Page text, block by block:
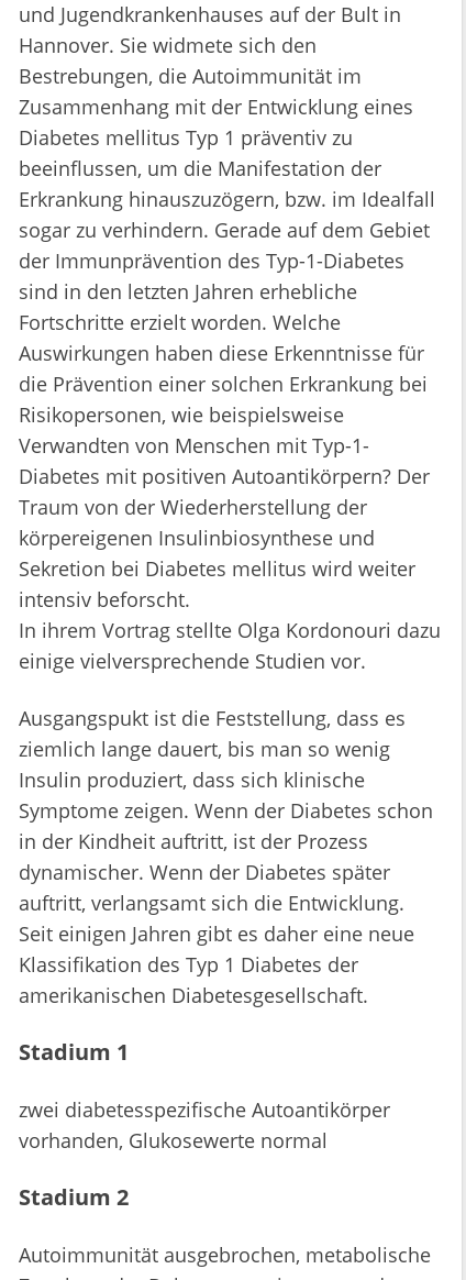
und Jugendkrankenhauses auf der Bult in
Hannover. Sie widmete sich den
Bestrebungen, die Autoimmunität im
Zusammenhang mit der Entwicklung eines
Diabetes mellitus Typ 1 präventiv zu
beeinflussen, um die Manifestation der
Erkrankung hinauszuzögern, bzw. im Idealfall
sogar zu verhindern. Gerade auf dem Gebiet
der Immunprävention des Typ-1-Diabetes
sind in den letzten Jahren erhebliche
Fortschritte erzielt worden. Welche
Auswirkungen haben diese Erkenntnisse für
die Prävention einer solchen Erkrankung bei
Risikopersonen, wie beispielsweise
Verwandten von Menschen mit Typ-1-
Diabetes mit positiven Autoantikörpern? Der
Traum von der Wiederherstellung der
körpereigenen Insulinbiosynthese und
Sekretion bei Diabetes mellitus wird weiter
intensiv beforscht.
In ihrem Vortrag stellte Olga Kordonouri dazu
einige vielversprechende Studien vor.
Ausgangspukt ist die Feststellung, dass es
ziemlich lange dauert, bis man so wenig
Insulin produziert, dass sich klinische
Symptome zeigen. Wenn der Diabetes schon
in der Kindheit auftritt, ist der Prozess
dynamischer. Wenn der Diabetes später
auftritt, verlangsamt sich die Entwicklung.
Seit einigen Jahren gibt es daher eine neue
Klassifikation des Typ 1 Diabetes der
amerikanischen Diabetesgesellschaft.
Stadium 1
zwei diabetesspezifische Autoantikörper
vorhanden, Glukosewerte normal
Stadium 2
Autoimmunität ausgebrochen, metabolische